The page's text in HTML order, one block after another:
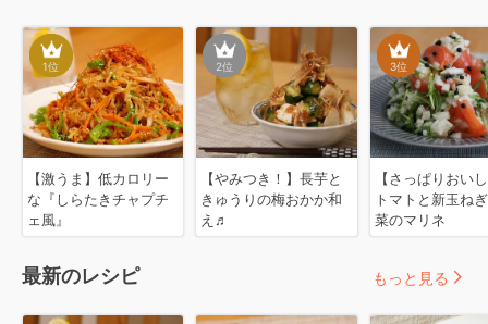
1位
【激うま】低カロリー
な『しらたきチャプチ
ェ風』
2位
【やみつき！】長芋と
きゅうりの梅おかか和
え♬
3位
【さっぱりおい
トマトと新玉ね
菜のマリネ
最新のレシピ もっと見る